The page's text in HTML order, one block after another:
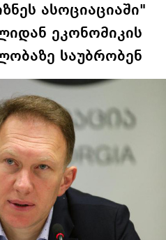
ასოციაციაში"
ეკონომიკის
საუბრობენ